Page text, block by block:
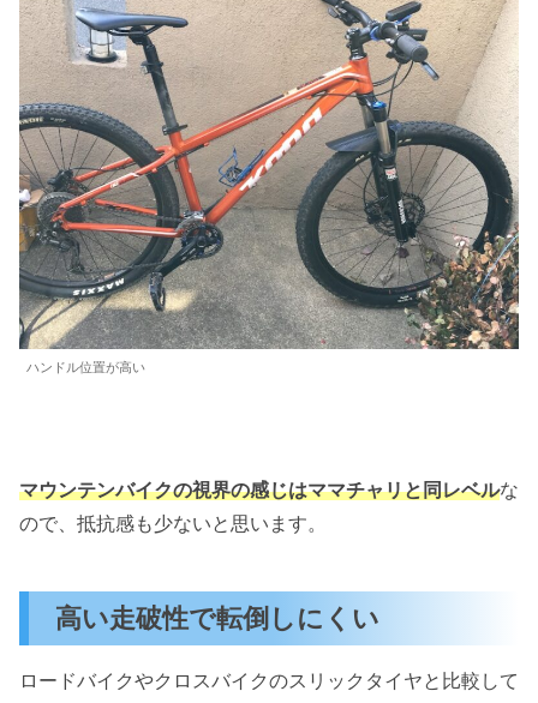
ハンドル位置が高い
マウンテンバイクの視界の感じはママチャリと同レベルな
ので、抵抗感も少ないと思います。
高い走破性で転倒しにくい
ロードバイクやクロスバイクのスリックタイヤと比較して